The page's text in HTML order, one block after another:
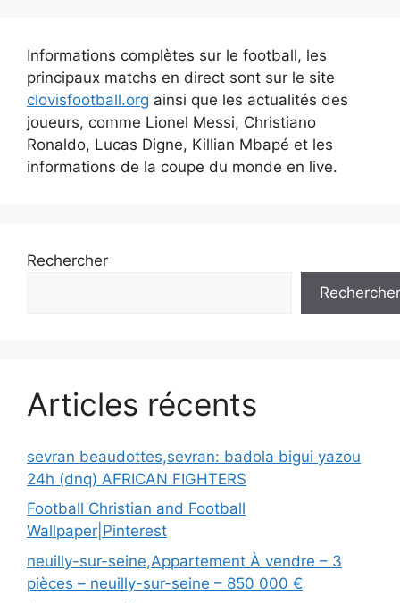
Informations complètes sur le football, les
principaux matchs en direct sont sur le site
clovisfootball.org ainsi que les actualités des
joueurs, comme Lionel Messi, Christiano
Ronaldo, Lucas Digne, Killian Mbapé et les
informations de la coupe du monde en live.
Rechercher
Rechercher
Articles récents
sevran beaudottes,sevran: badola bigui yazou
24h (dnq) AFRICAN FIGHTERS
Football Christian and Football
Wallpaper|Pinterest
neuilly-sur-seine,Appartement À vendre – 3
pièces – neuilly-sur-seine – 850 000 €